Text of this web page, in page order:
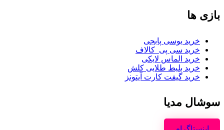
بازی ها
خرید یوسی پابجی
خرید سی پی کالاف
خرید الماس لایکی
خرید بلیط طلایی کلش
خرید گیفت کارت آیتونز
سوشال مدیا